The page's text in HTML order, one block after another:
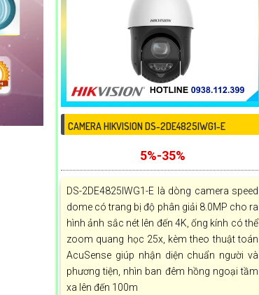
CAMERA HIKVISION DS-2DE4825IWG1-E
5%-35%
DS-2DE4825IWG1-E là dòng camera speed
dome có trang bị độ phân giải 8.0MP cho ra
hình ảnh sắc nét lên đến 4K, ống kính có thể
zoom quang học 25x, kèm theo thuật toán
AcuSense giúp nhận diện chuẩn người và
phương tiện, nhìn ban đêm hồng ngoại tầm
xa lên đến 100m